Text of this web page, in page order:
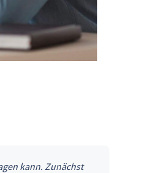
kann. Zunächst